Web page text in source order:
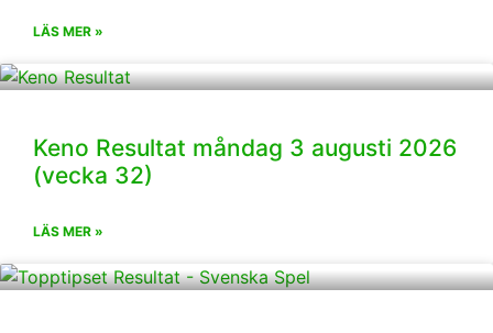
LÄS MER »
Keno Resultat måndag 3 augusti 2026
(vecka 32)
LÄS MER »